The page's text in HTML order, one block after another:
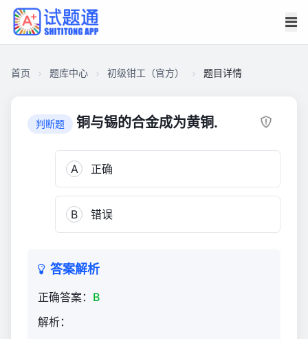
首页 题库中心 初级钳工（官方） 题目详情
判断题 铜与锡的合金成为黄铜.
A 正确
B 错误
答案解析
正确答案： B
解析：